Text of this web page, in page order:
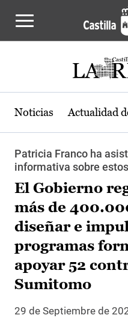
Noticias Actualidad
Patricia Franco ha
informativa sobre
El Gobierno
más de
diseñar e
programas
apoyar 52
Sumitomo
29 de Septiembre de